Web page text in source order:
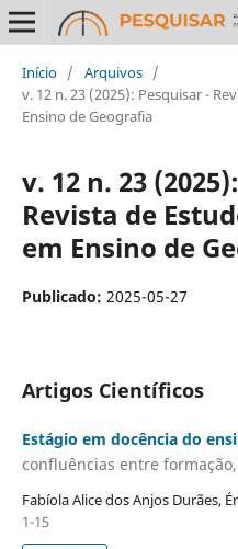
Início / Arquivos /
v. 12 n. 23 (2025): Pesquisar -
Ensino de Geografia
v. 12 n. 23
Revista de
em Ensino de
Publicado: 2025-05-27
Artigos Científicos
Estágio em docência do
confluências entre
Fabíola Alice dos Anjos Durães,
1-15